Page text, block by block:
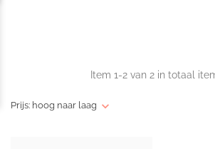
Prijs: hoog naar laag
Item 1-2 van 2 in totaal